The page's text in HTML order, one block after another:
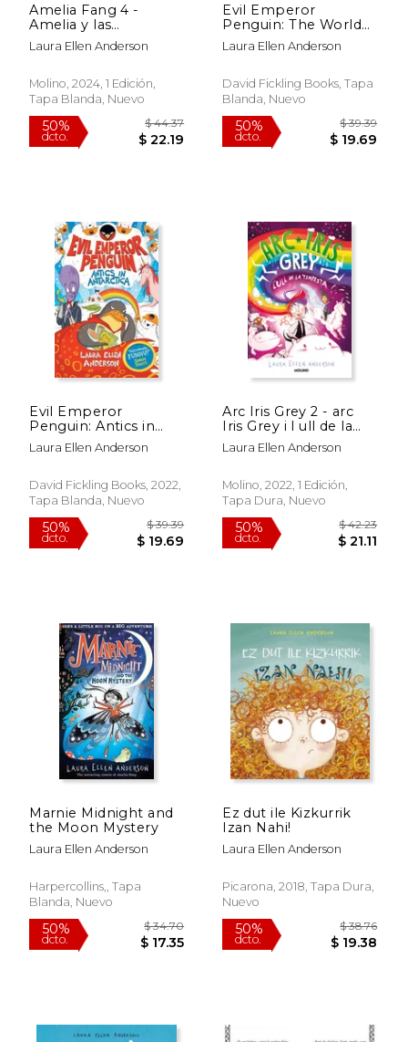
50%
dcto. $ 25.62
50%
dcto.
50%
dcto.
50%
dcto.
Amelia Fang 4 -
Amelia y las
Vacaciones de la
Media Luna
Laura Ellen Anderson
Molino, 2024, 1 Edición,
Tapa Blanda, Nuevo
Evil Emperor
Penguin: The World
Will be Mine! (en
Inglés)
Laura Ellen Anderson
David Fickling Books, Tapa
Blanda, Nuevo
Evil Emperor
Penguin: Antics in
Antarctica (en Inglés)
Laura Ellen Anderson
David Fickling Books, 2022,
Tapa Blanda, Nuevo
Arc Iris Grey 2 - arc
Iris Grey i l ull de la
Tempesta ((edición
en catalán)) (en
Laura Ellen Anderson
Molino, 2022, 1 Edición,
Tapa Dura, Nuevo
Marnie Midnight and
the Moon Mystery
Laura Ellen Anderson
Harpercollins,, Tapa
Blanda, Nuevo
Ez dut ile Kizkurrik
Izan Nahi!
Laura Ellen Anderson
Picarona, 2018, Tapa Dura,
Nuevo